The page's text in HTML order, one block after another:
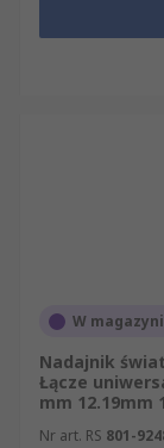
W
Nadajnik
Łącze
mm 12.19mm
Nr art. RS 801-